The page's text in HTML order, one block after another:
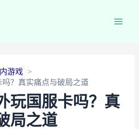
游戏
？真实痛点与破局之道
玩国服卡吗？真
局之道